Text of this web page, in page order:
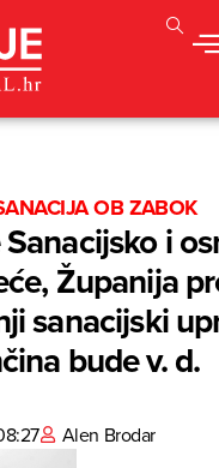
OB ZABOK
i
Županija
sanacijski
bude v. d.
Alen Brodar